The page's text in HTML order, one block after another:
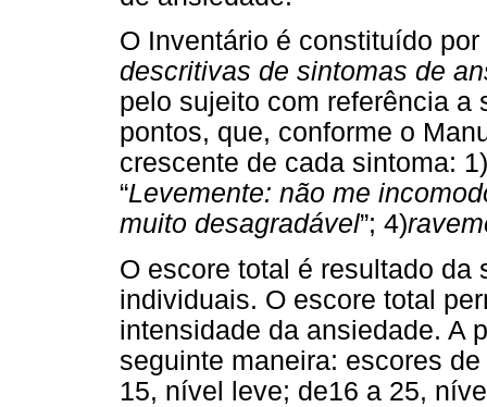
O Inventário é constituído por
descritivas de sintomas de
pelo sujeito com referência a
pontos, que, conforme o
crescente de cada sintoma:
“Levemente: não me
muito desagradável”; 4)
O escore total é resultado
individuais. O escore total
intensidade da ansiedade. A
seguinte maneira: escores
15, nível leve; de16 a 25,